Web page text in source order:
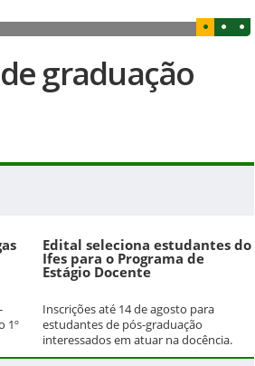
graduação
1º
Edital seleciona estudantes do
Ifes para o Programa de
Estágio Docente
Inscrições até 14 de agosto para
estudantes de pós-graduação
interessados em atuar na docência.